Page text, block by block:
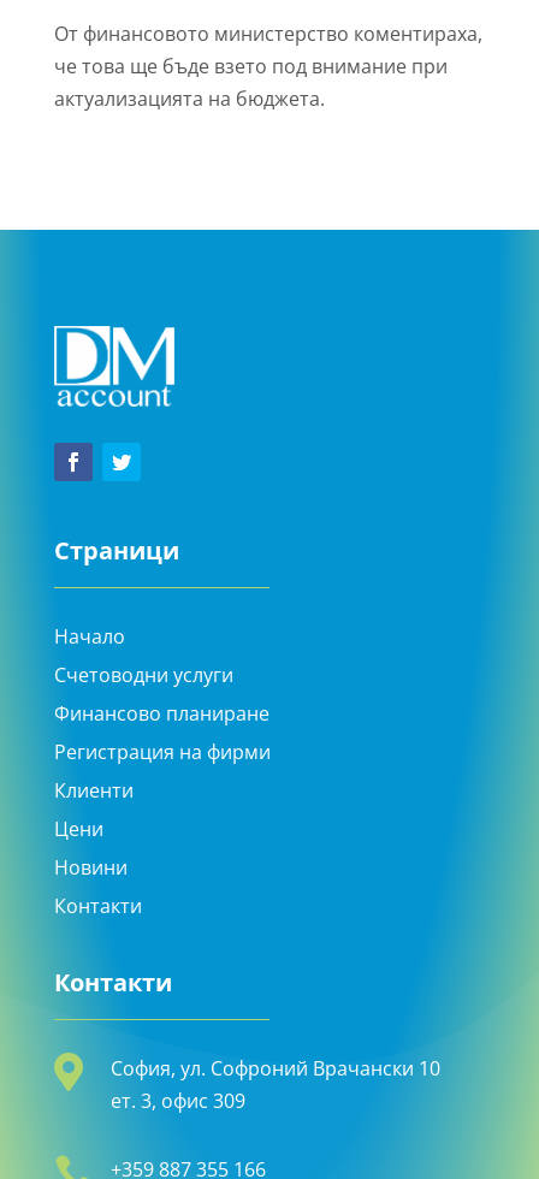
От финансовото министерство коментираха,
че това ще бъде взето под внимание при
актуализацията на бюджета.
Страници
Начало
Счетоводни услуги
Финансово планиране
Регистрация на фирми
Клиенти
Цени
Новини
Контакти
Контакти

София, ул. Софроний Врачански 10
ет. 3, офис 309
+359 887 355 166